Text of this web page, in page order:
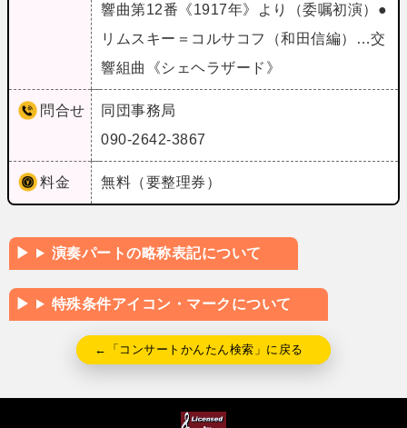
響曲第12番《1917年》より（委嘱初演）●
リムスキー＝コルサコフ（和田信編）…交
響組曲《シェヘラザード》
問合せ
同団事務局
090-2642-3867
料金 無料（要整理券）
演奏パートの略称表記について
特殊条件アイコン・マークについて
←「コンサートかんたん検索」に戻る